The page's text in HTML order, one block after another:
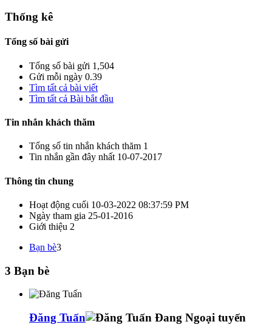
Thống kê
Tổng số bài gửi
Tổng số bài gửi 1,504
Gửi mỗi ngày 0.39
Tìm tất cả bài viết
Tìm tất cả Bài bắt đầu
Tin nhắn khách thăm
Tổng số tin nhắn khách thăm 1
Tin nhắn gần đây nhất 10-07-2017
Thông tin chung
Hoạt động cuối 10-03-2022 08:37:59 PM
Ngày tham gia 25-01-2016
Giới thiệu 2
Bạn bè3
3 Bạn bè
Đăng Tuấn